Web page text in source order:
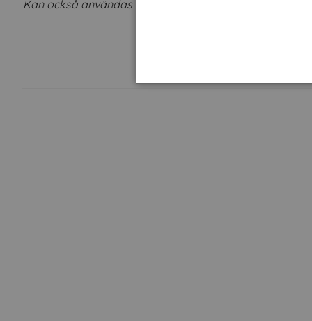
Kan också användas tillsammans med artnr 16349 för